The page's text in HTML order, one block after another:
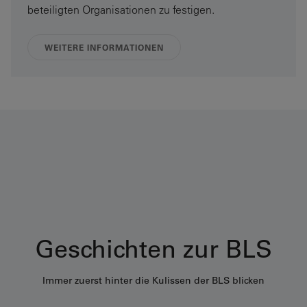
beteiligten Organisationen zu festigen.
WEITERE INFORMATIONEN
Geschichten zur BLS
Immer zuerst hinter die Kulissen der BLS blicken